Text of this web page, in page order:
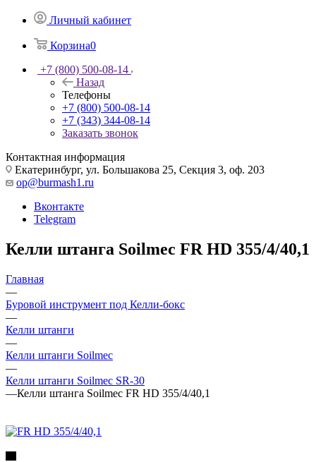
Личный кабинет
Корзина0
+7 (800) 500-08-14
Назад
Телефоны
+7 (800) 500-08-14
+7 (343) 344-08-14
Заказать звонок
Контактная информация
Екатеринбург, ул. Большакова 25, Секция 3, оф. 203
op@burmash1.ru
Вконтакте
Telegram
Келли штанга Soilmec FR HD 355/4/40,1
Главная
—
Буровой инструмент под Келли-бокс
—
Келли штанги
—
Келли штанги Soilmec
—
Келли штанги Soilmec SR-30
—Келли штанга Soilmec FR HD 355/4/40,1